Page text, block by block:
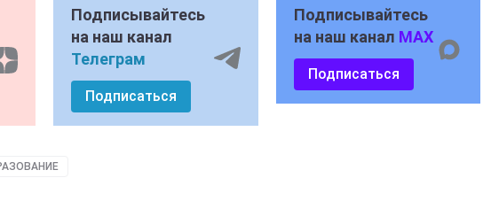
Подписывайтесь
на наш канал
Телеграм
Подписаться
Подписывайтесь
на наш канал MAX
Подписаться